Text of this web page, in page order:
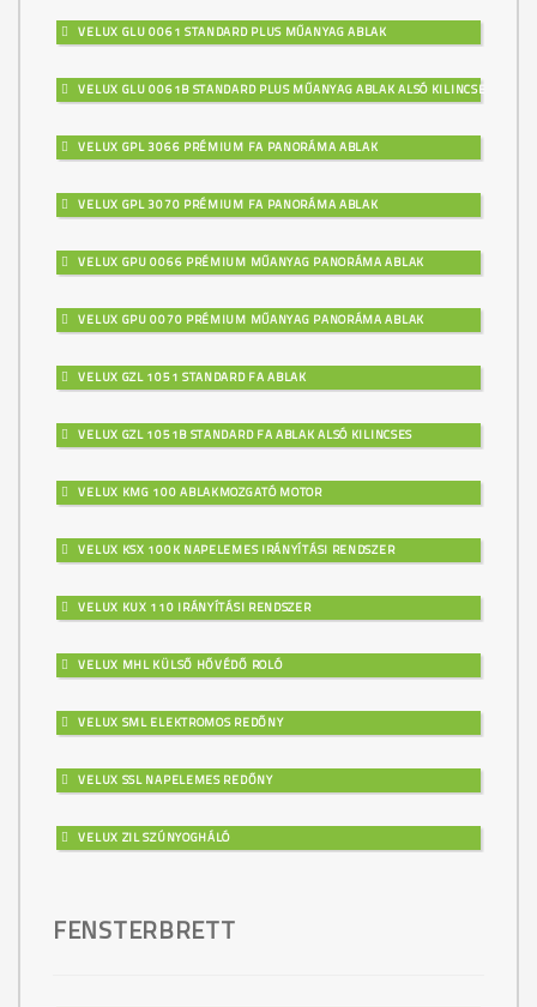
VELUX GLU 0061 STANDARD PLUS MŰANYAG ABLAK
VELUX GLU 0061B STANDARD PLUS MŰANYAG ABLAK ALSÓ KILINCSES
VELUX GPL 3066 PRÉMIUM FA PANORÁMA ABLAK
VELUX GPL 3070 PRÉMIUM FA PANORÁMA ABLAK
VELUX GPU 0066 PRÉMIUM MŰANYAG PANORÁMA ABLAK
VELUX GPU 0070 PRÉMIUM MŰANYAG PANORÁMA ABLAK
VELUX GZL 1051 STANDARD FA ABLAK
VELUX GZL 1051B STANDARD FA ABLAK ALSÓ KILINCSES
VELUX KMG 100 ABLAKMOZGATÓ MOTOR
VELUX KSX 100K NAPELEMES IRÁNYÍTÁSI RENDSZER
VELUX KUX 110 IRÁNYÍTÁSI RENDSZER
VELUX MHL KÜLSŐ HŐVÉDŐ ROLÓ
VELUX SML ELEKTROMOS REDŐNY
VELUX SSL NAPELEMES REDŐNY
VELUX ZIL SZÚNYOGHÁLÓ
FENSTERBRETT